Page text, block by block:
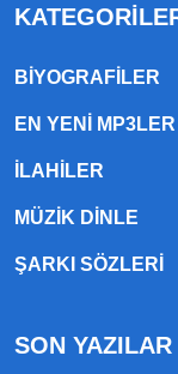
BIYOGRAFILER
EN YENI MP3LER
ILAHILER
MÜZIK DINLE
ŞARKI SÖZLERI
SON YAZILAR